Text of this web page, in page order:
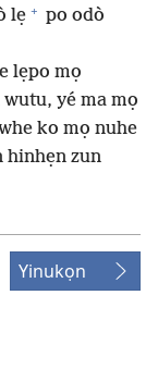
lẹ + po odò
lẹpo mọ
yé ma mọ
ko mọ nuhe
hinhẹn zun
Yinukọn